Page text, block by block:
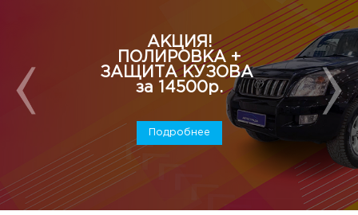
АКЦИЯ!
ПОЛИРОВКА +
ЗАЩИТА КУЗОВА
за 14500р.
Подробнее